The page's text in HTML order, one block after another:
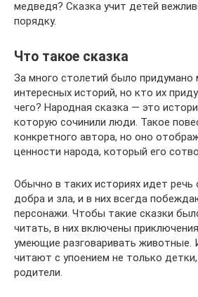
медведя? Сказка учит детей
порядку.
Что такое сказка
За много столетий было придумано
интересных историй, но кто их
чего? Народная сказка — это
которую сочинили люди. Такое
конкретного автора, но оно
ценности народа, который его
Обычно в таких историях идет речь
добра и зла, и в них всегда
персонажи. Чтобы такие сказки
читать, в них включены
умеющие разговаривать животные.
читают с упоением не только
родители.